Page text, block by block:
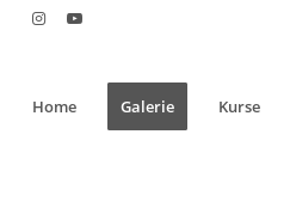
Home Galerie Kurse